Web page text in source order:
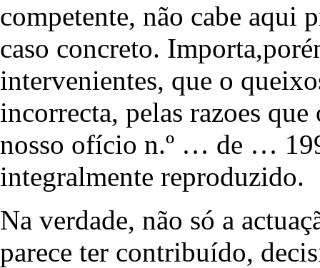
competente, não cabe aqui
caso concreto.
intervenientes, que o
incorrecta, pelas razoes
nosso ofício n.º … de …
integralmente reproduzido.
Na verdade, não só a
parece ter contribuído,